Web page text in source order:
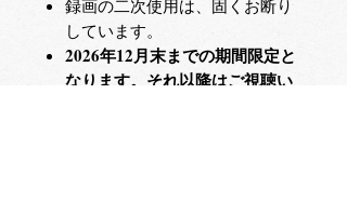
録画の二次使用は、固くお断り
しています。
2026年12月末までの期間限定と
なります。それ以降はご視聴い